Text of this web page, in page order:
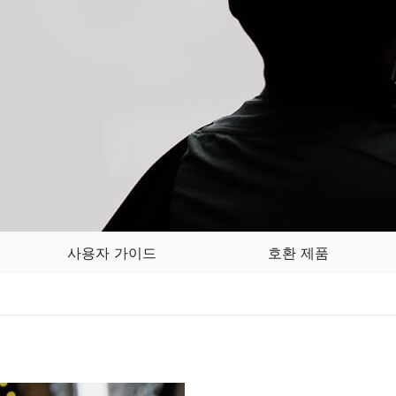
사용자 가이드 호환 제품